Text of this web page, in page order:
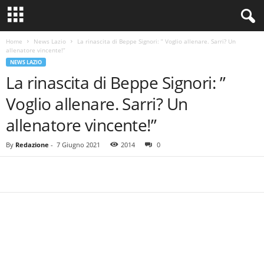
Home News Lazio
La rinascita di Beppe Signori: ” Voglio allenare. Sarri? Un
allenatore vincente!”
NEWS LAZIO
La rinascita di Beppe Signori: ”
Voglio allenare. Sarri? Un
allenatore vincente!”
By Redazione - 7 Giugno 2021 2014 0